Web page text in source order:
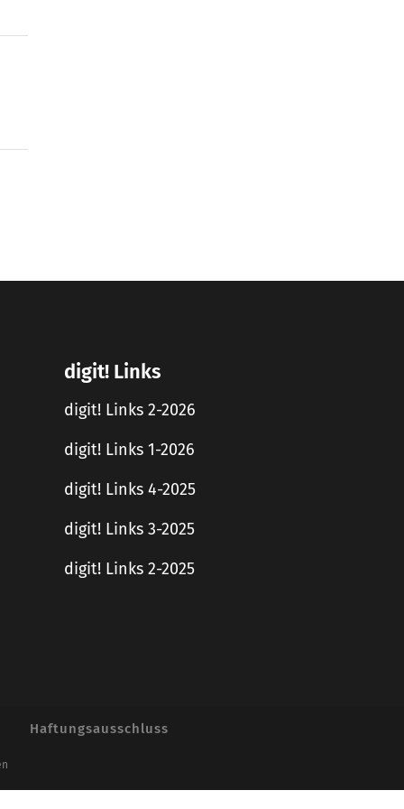
digit! Links
digit! Links 2-2026
digit! Links 1-2026
digit! Links 4-2025
digit! Links 3-2025
digit! Links 2-2025
Haftungsausschluss